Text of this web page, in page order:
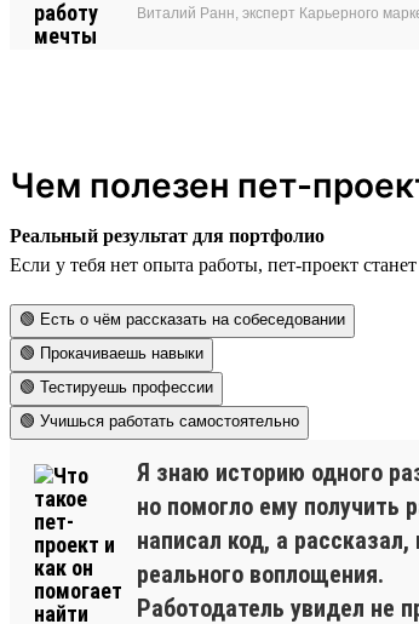
Виталий Ранн, эксперт Карьерного
Чем полезен пет-
Реальный результат для портфолио
Если у тебя нет опыта работы, пет-проект
🟢 Есть о чём рассказать на собеседовании
🟢 Прокачиваешь навыки
🟢 Тестируешь профессии
🟢 Учишься работать самостоятельно
Я знаю историю одного
но помогло ему получить
написал код, а
реального воплощения.
Работодатель увидел не